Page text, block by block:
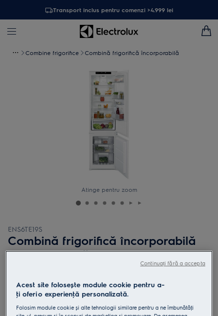
Transport inclus pentru comenzi >4.999 lei
Combine frigorifice Combină frigorifică încorporabilă
Atinge pentru zoom
ENS6TE19S
Combină frigorifică încorporabilă
No Frost clasă E 278 litri H 188 cm
Acest site folosește module cookie pentru a-
ţi oferi o experienţă personalizată.
Folosim module cookie și alte tehnologii similare pentru a ne îmbunătăţi
Continuați fără a accepta